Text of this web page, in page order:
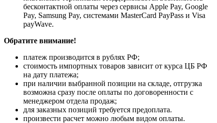
бесконтактной оплаты через сервисы Apple Pay, Google
Pay, Samsung Pay, системами MasterCard PayPass и Visa
payWave.
Обратите внимание!
платеж производится в рублях РФ;
стоимость импортных товаров зависит от курса ЦБ РФ
на дату платежа;
при наличии выбранной позиции на складе, отгрузка
возможна сразу после оплаты по договоренности с
менеджером отдела продаж;
для заказных позиций требуется предоплата.
произвести расчет можно любым видом оплаты.